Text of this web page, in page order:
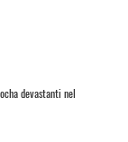
devastanti nel